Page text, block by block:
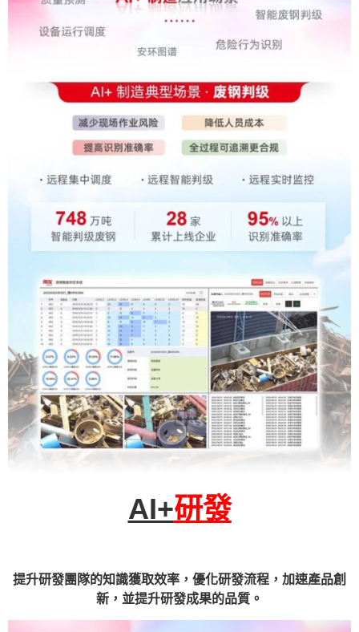
AI+研發
提升研發團隊的知識獲取效率，優化研發流程，加速產品創
新，並提升研發成果的品質。